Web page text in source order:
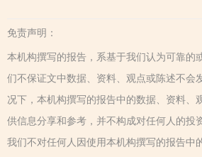
免责声明：
本机构撰写的报告，系基于我们认为可靠的
们不保证文中数据、资料、观点或陈述不会
况下，本机构撰写的报告中的数据、资料、
供信息分享和参考，并不构成对任何人的投
我们不对任何人因使用本机构撰写的报告中